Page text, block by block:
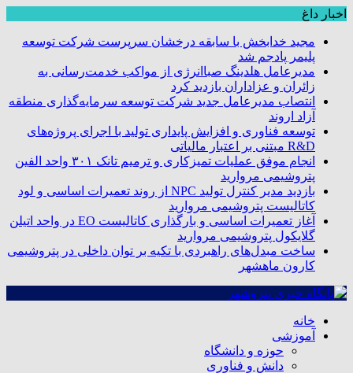
اخبار داغ
مجید خدابخش با سابقه درخشان سرپرست شرکت توسعه
پلیمر پادجم شد
مدیرعامل هلدینگ صباانرژی از مواکب خدمت‌رسانی به
زائران و عزاداران بازدید کرد
انتصاب مدیرعامل جدید شرکت توسعه سرمایه‌گذاری منطقه
آزاد اروند
توسعه فناوری و افزایش پایداری تولید با اجرای پروژه‌های
R&D مبتنی بر اعتبار مالیاتی
انجام موفق عملیات تمیزکاری و ترمیم تانک ۳۰۱ واحد الفین
پتروشیمی مروارید
بازدید مدیر کنترل تولید NPC از روند تعمیرات اساسی و لود
کاتالیست پتروشیمی مروارید
آغاز تعمیرات اساسی و بارگذاری کاتالیست EO در واحد اتیلن
گلایکول پتروشیمی مروارید
ساخت مبدل‌های راهبردی با تکیه بر توان داخلی در پتروشیمی
کارون ماهشهر
خانه
آموزشی
حوزه و دانشگاه
دانش و فناوری